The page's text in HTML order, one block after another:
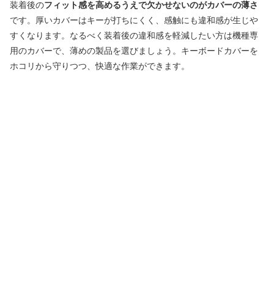
装着後のフィット感を高めるうえで欠かせないのがカバーの薄さ
です。厚いカバーはキーが打ちにくく、感触にも違和感が生じや
すくなります。なるべく装着後の違和感を軽減したい方は機種専
用のカバーで、薄めの製品を選びましょう。キーボードカバーを
ホコリから守りつつ、快適な作業ができます。